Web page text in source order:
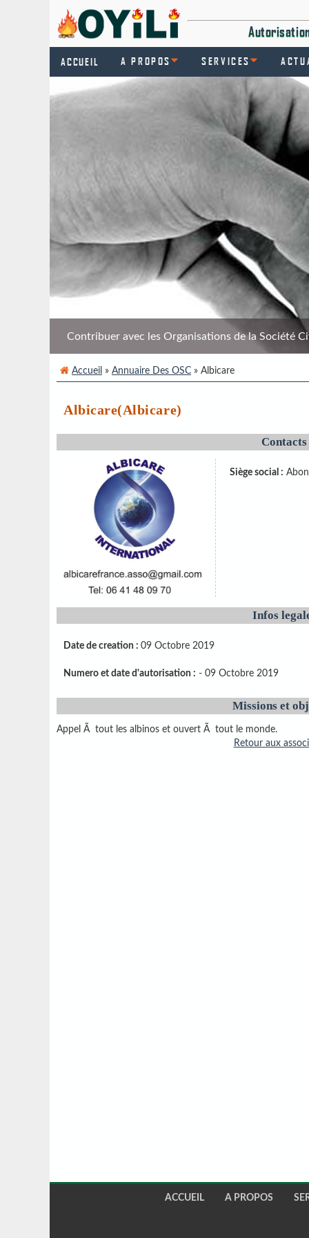
ACCUEIL A PROPOS SERVICES
Contribuer avec les Organisations de la Société
Accueil » Annuaire Des OSC » Albicare
Albicare(Albicare)
Contacts
Siège social :
Infos
Date de creation : 09 Octobre 2019
Numero et date d'autorisation : - 09 Octobre 2019
Missions et
Appel Ã tout les albinos et ouvert Ã tout le monde.
Retour aux
ACCUEIL A PROPOS